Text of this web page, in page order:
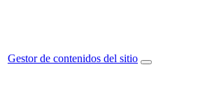
Gestor de contenidos del sitio